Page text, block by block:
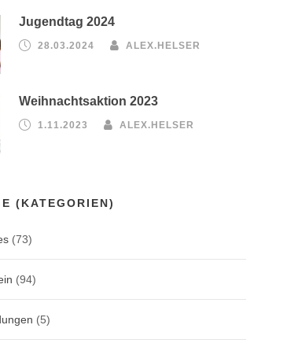
Jugendtag 2024
28.03.2024 ALEX.HELSER
Weihnachtsaktion 2023
1.11.2023 ALEX.HELSER
(KATEGORIEN)
(73)
(94)
(5)